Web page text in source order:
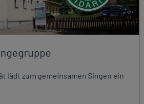
lädt zum gemeinsamen Singen ein